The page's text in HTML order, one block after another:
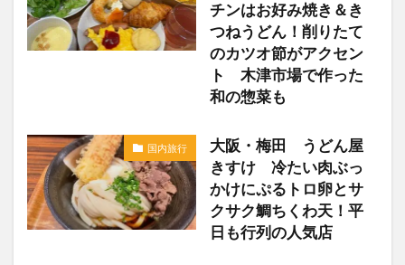
チンはお好み焼き＆き
つねうどん！削りたて
のカツオ節がアクセン
ト 木津市場で作った
和の惣菜も
国内旅行
大阪・梅田 うどん屋
きすけ 冷たい肉ぶっ
かけにぷるトロ卵とサ
クサク鯛ちくわ天！平
日も行列の人気店